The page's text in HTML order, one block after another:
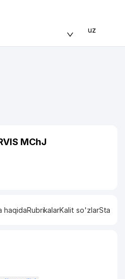
uz
MChJ
haqidaRubrikalarKalit so'zlar